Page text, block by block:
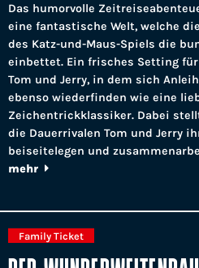
Das humorvolle
eine fantastische Welt, welche
des Katz-und-Maus-Spiels die
einbettet. Ein frisches Setting
Tom und Jerry, in dem sich
ebenso wiederfinden wie eine
Zeichentrickklassiker. Dabei
die Dauerrivalen Tom und Jerry
beiseitelegen und
mehr
Family Ticket